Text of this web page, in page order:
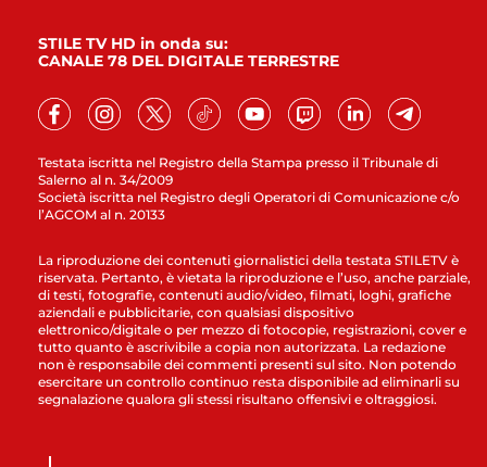
Testata iscritta nel Registro della Stampa presso il Tribunale di
Salerno al n. 34/2009
Società iscritta nel Registro degli Operatori di Comunicazione c/o
l’AGCOM al n. 20133
STILE TV HD in onda su:
CANALE 78 DEL DIGITALE TERRESTRE
La riproduzione dei contenuti giornalistici della testata STILETV è
riservata. Pertanto, è vietata la riproduzione e l’uso, anche parziale,
di testi, fotografie, contenuti audio/video, filmati, loghi, grafiche
aziendali e pubblicitarie, con qualsiasi dispositivo
elettronico/digitale o per mezzo di fotocopie, registrazioni, cover e
tutto quanto è ascrivibile a copia non autorizzata. La redazione
non è responsabile dei commenti presenti sul sito. Non potendo
esercitare un controllo continuo resta disponibile ad eliminarli su
segnalazione qualora gli stessi risultano offensivi e oltraggiosi.